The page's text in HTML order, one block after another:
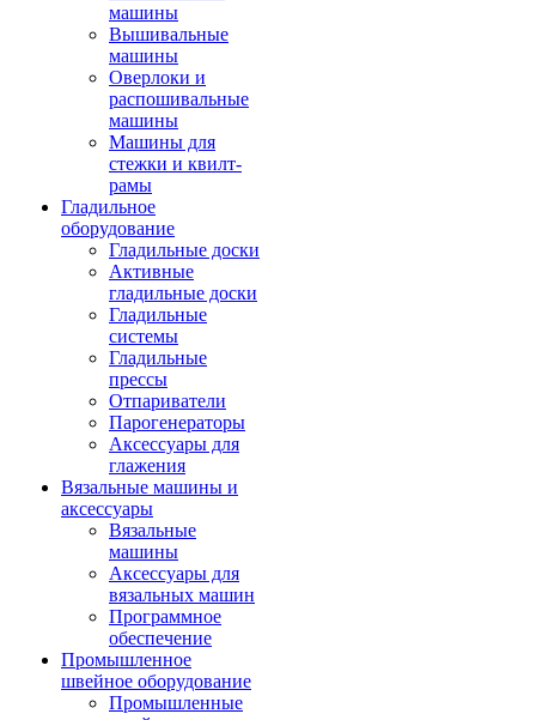
машины
Вышивальные
машины
Оверлоки и
распошивальные
машины
Машины для
стежки и квилт-
рамы
Гладильное
оборудование
Гладильные доски
Активные
гладильные доски
Гладильные
системы
Гладильные
прессы
Отпариватели
Парогенераторы
Аксессуары для
глажения
Вязальные машины и
аксессуары
Вязальные
машины
Аксессуары для
вязальных машин
Программное
обеспечение
Промышленное
швейное оборудование
Промышленные